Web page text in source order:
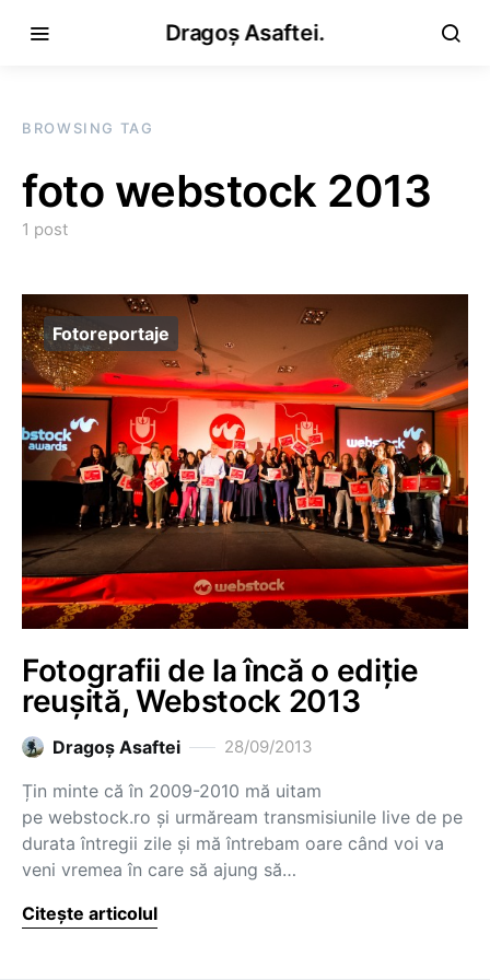
Dragoș Asaftei.
BROWSING TAG
foto webstock 2013
1 post
Fotoreportaje
Fotografii de la încă o ediție
reușită, Webstock 2013
Dragoş Asaftei 28/09/2013
Țin minte că în 2009-2010 mă uitam
pe webstock.ro și urmăream transmisiunile live de pe
durata întregii zile și mă întrebam oare când voi va
veni vremea în care să ajung să…
Citește articolul